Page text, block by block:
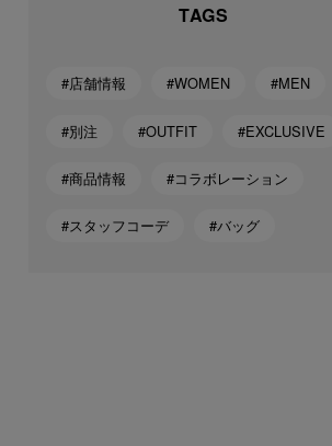
TAGS
#店舗情報 #WOMEN #MEN
#別注 #OUTFIT #EXCLUSIVE
#商品情報 #コラボレーション
#スタッフコーデ #バッグ